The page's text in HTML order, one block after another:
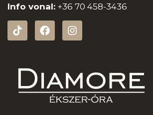
Info vonal: +36 70 458-3436